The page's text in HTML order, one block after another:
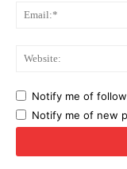
Notify me of
Notify me of new